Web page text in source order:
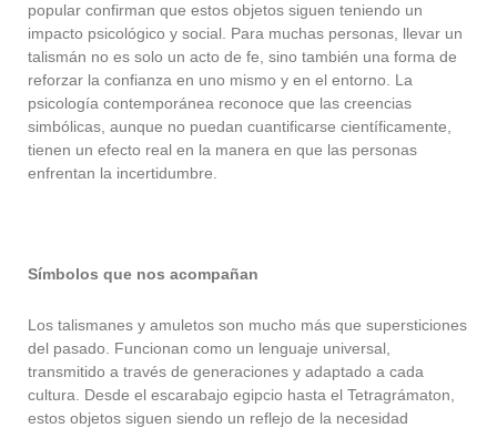
popular confirman que estos objetos siguen teniendo un
impacto psicológico y social. Para muchas personas, llevar un
talismán no es solo un acto de fe, sino también una forma de
reforzar la confianza en uno mismo y en el entorno. La
psicología contemporánea reconoce que las creencias
simbólicas, aunque no puedan cuantificarse científicamente,
tienen un efecto real en la manera en que las personas
enfrentan la incertidumbre.
Símbolos que nos acompañan
Los talismanes y amuletos son mucho más que supersticiones
del pasado. Funcionan como un lenguaje universal,
transmitido a través de generaciones y adaptado a cada
cultura. Desde el escarabajo egipcio hasta el Tetragrámaton,
estos objetos siguen siendo un reflejo de la necesidad